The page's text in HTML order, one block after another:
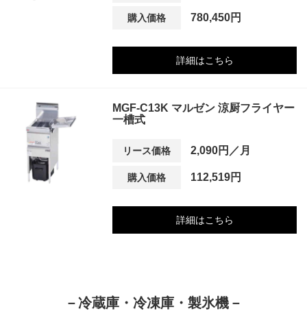
購入価格 780,450円
詳細はこちら
MGF-C13K マルゼン 涼厨フライヤー
一槽式
リース価格 2,090円／月
購入価格 112,519円
詳細はこちら
－冷蔵庫・冷凍庫・製氷機－